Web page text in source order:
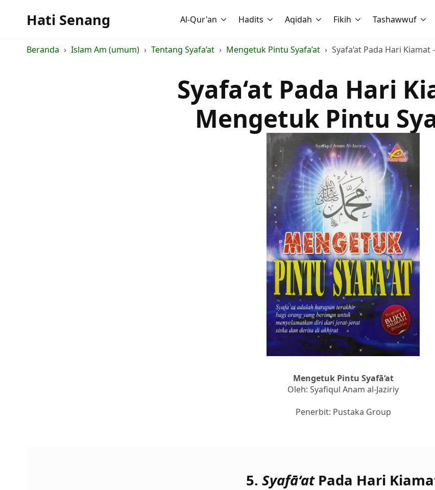
Hati Senang Al-Qur'an Hadits Aqidah Fikih Tashawwuf
Beranda Islam Am (umum) Tentang Syafa’at Mengetuk Pintu Syafa’at Syafa‘at Pada Hari
Syafa‘at Pada Hari
Mengetuk Pintu
Mengetuk Pintu Syafā‘at
Oleh: Syafiqul Anam al-Jaziriy
Penerbit: Pustaka Group
5. Syafā‘atPada Hari